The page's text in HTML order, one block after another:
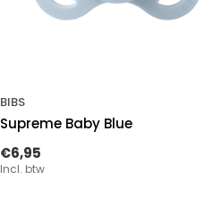
BIBS
Supreme Baby Blue
€6,95
Incl. btw